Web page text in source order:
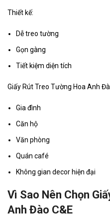
Thiết kế:
Dễ treo tường
Gọn gàng
Tiết kiệm diện tích
Giấy Rút Treo Tường Hoa Anh
Gia đình
Căn hộ
Văn phòng
Quán café
Không gian decor hiện đại
Vì Sao Nên Chọn
Anh Đào C&E